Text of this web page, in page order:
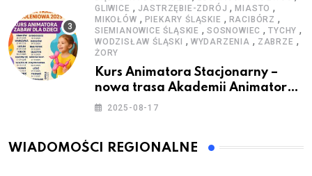
GLIWICE , JASTRZĘBIE-ZDRÓJ ,MIASTO ,
MIKOŁÓW , PIEKARY ŚLĄSKIE , RACIBÓRZ ,
SIEMIANOWICE ŚLĄSKIE ,SOSNOWIEC ,TYCHY ,
WODZISŁAW ŚLĄSKI , WYDARZENIA , ZABRZE ,
ŻORY
Kurs Animatora Stacjonarny –
nowa trasa Akademii Animatora
– jesień 2025
2025-08-17
WIADOMOŚCI REGIONALNE